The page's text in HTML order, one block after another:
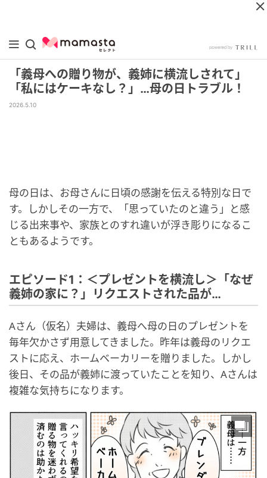
「義母への贈り物が、義姉に横流しされて」
「私にはケーキなし？」…母の日トラブル！
2026.5.10
母の日は、お母さんに日頃の感謝を伝える特別な日で
す。しかしその一方で、「思っていたのと違う」と感
じる出来事や、家族とのすれ違いが浮き彫りになるこ
ともあるようです。
エピソード1：＜プレゼントを横流し＞「なぜ
義姉の家に？」リクエストされた品が…
Aさん（仮名）夫婦は、義母へ母の日のプレゼントを
毎年欠かさず用意してきました。昨年は義母のリクエ
ストに応え、ホームベーカリーを贈りました。しかし
後日、その品が義姉に渡っていたことを知り、Aさんは
複雑な気持ちになります。